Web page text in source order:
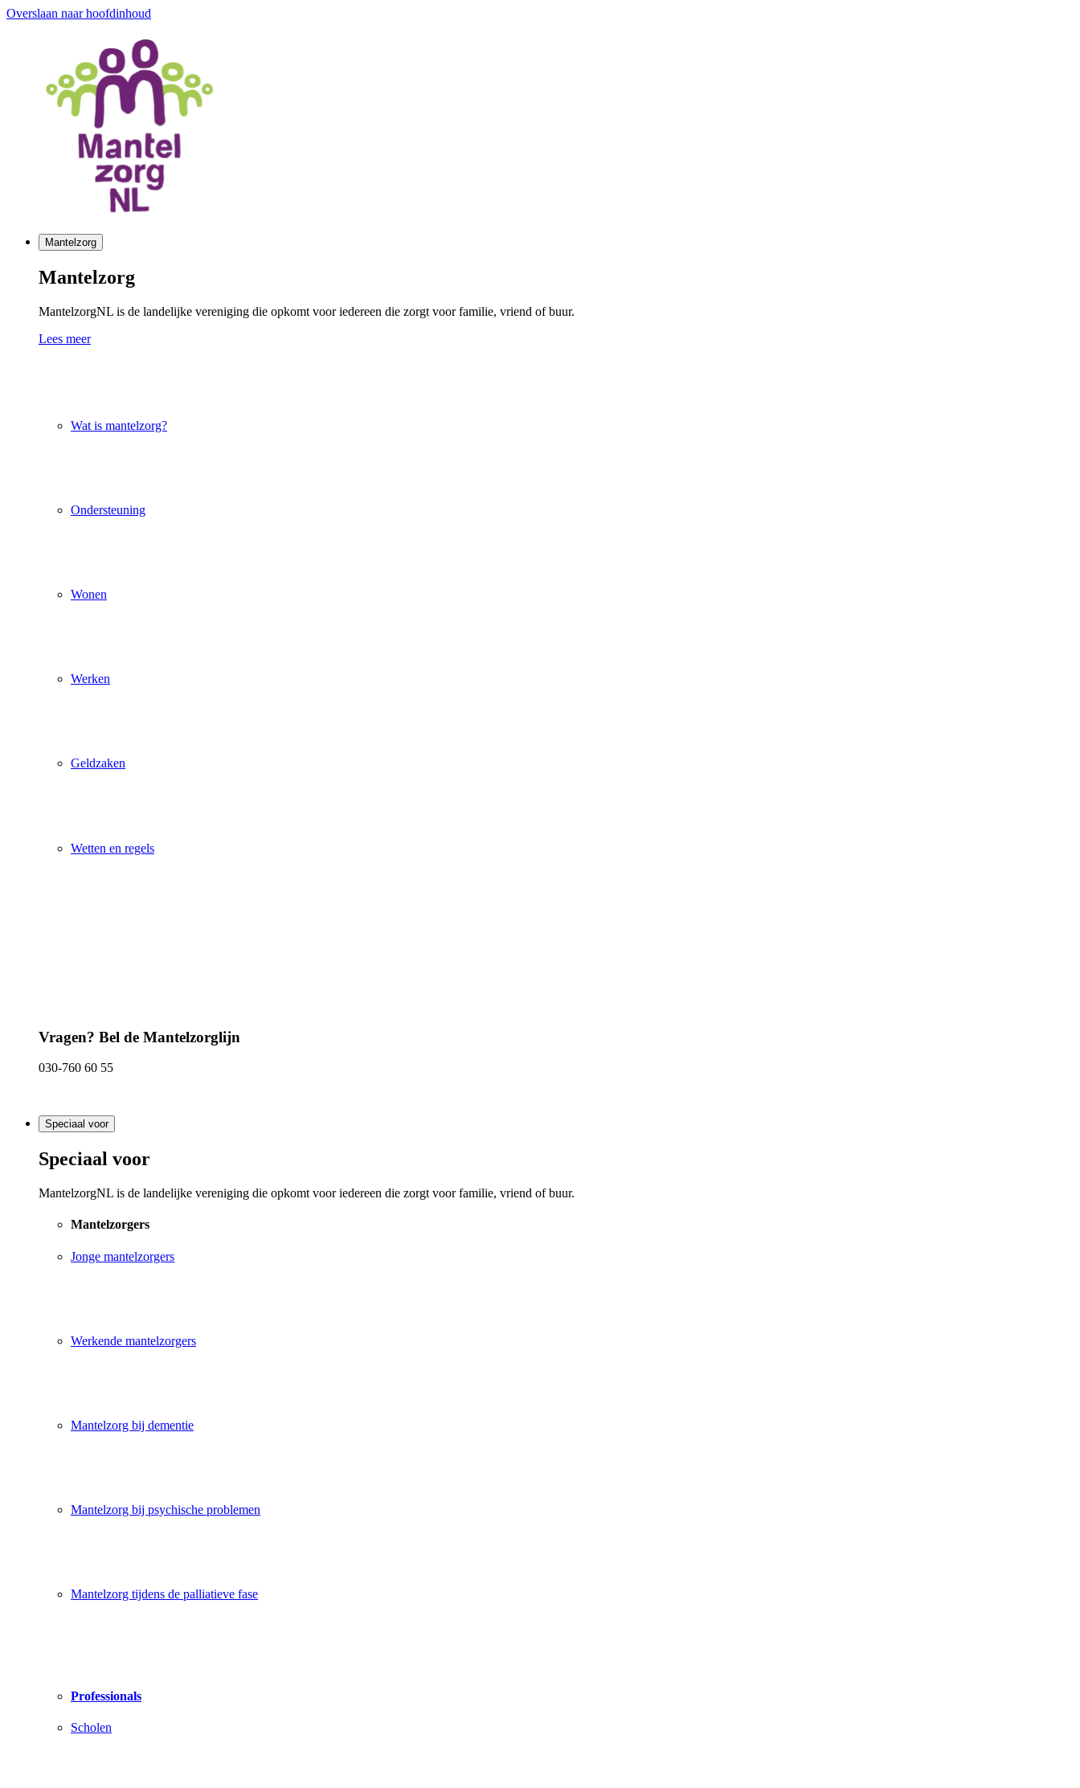
Overslaan naar hoofdinhoud
Mantelzorg
Mantelzorg
MantelzorgNL is de landelijke vereniging die opkomt voor iedereen die zorgt voor familie, vriend of buur.
Lees meer
Wat is mantelzorg?
Ondersteuning
Wonen
Werken
Geldzaken
Wetten en regels
Vragen? Bel de Mantelzorglijn
030-760 60 55
Speciaal voor
Speciaal voor
MantelzorgNL is de landelijke vereniging die opkomt voor iedereen die zorgt voor familie, vriend of buur.
Mantelzorgers
Jonge mantelzorgers
Werkende mantelzorgers
Mantelzorg bij dementie
Mantelzorg bij psychische problemen
Mantelzorg tijdens de palliatieve fase
Professionals
Scholen